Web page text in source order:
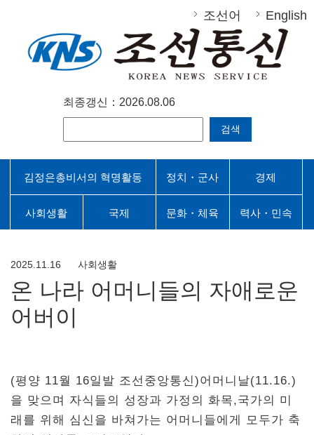
조선어 English
최종갱신：2026.08.06
검색
김정은총비서의 혁명활동 정치・군사 경제
사회생활 국제 문화・체육 력사・민속
2025.11.16 사회생활
온 나라 어머니들의 자애로운
어버이
(평양 11월 16일발 조선중앙통신)어머니날(11.16.)
을 맞으며 자식들의 성장과 가정의 화목,국가의 미
래를 위해 심신을 바쳐가는 어머니들에게 모두가 축